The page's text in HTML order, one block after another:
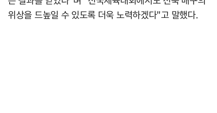
위상을 드높일 수 있도록 더욱 노력하겠다"고 말했다.